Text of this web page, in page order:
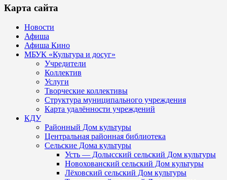
Карта сайта
Новости
Афиша
Афиша Кино
МБУК «Культура и досуг»
Учредители
Коллектив
Услуги
Творческие коллективы
Структура муниципального учреждения
Карта удалённости учреждений
КДУ
Районный Дом культуры
Центральная районная библиотека
Сельские Дома культуры
Усть — Долысский сельский Дом культуры
Новохованский сельский Дом культуры
Лёховский сельский Дом культуры